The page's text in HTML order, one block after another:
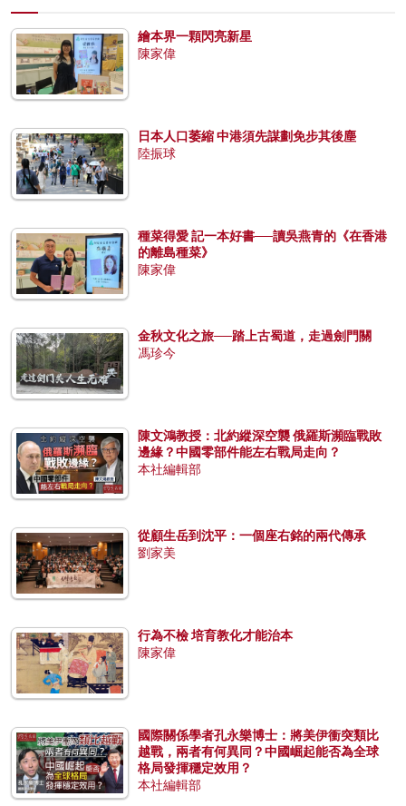
繪本界一顆閃亮新星
陳家偉
日本人口萎縮 中港須先謀劃免步其後塵
陸振球
種菜得愛 記一本好書──讀吳燕青的《在香港
的離島種菜》
陳家偉
金秋文化之旅──踏上古蜀道，走過劍門關
馮珍今
陳文鴻教授：北約縱深空襲 俄羅斯瀕臨戰敗
邊緣？中國零部件能左右戰局走向？
本社編輯部
從顧生岳到沈平：一個座右銘的兩代傳承
劉家美
行為不檢 培育教化才能治本
陳家偉
國際關係學者孔永樂博士：將美伊衝突類比
越戰，兩者有何異同？中國崛起能否為全球
格局發揮穩定效用？
本社編輯部